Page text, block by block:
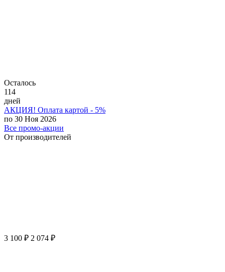
Осталось
114
дней
АКЦИЯ! Оплата картой - 5%
по 30 Ноя 2026
Все промо-акции
От производителей
3 100 ₽ 2 074 ₽